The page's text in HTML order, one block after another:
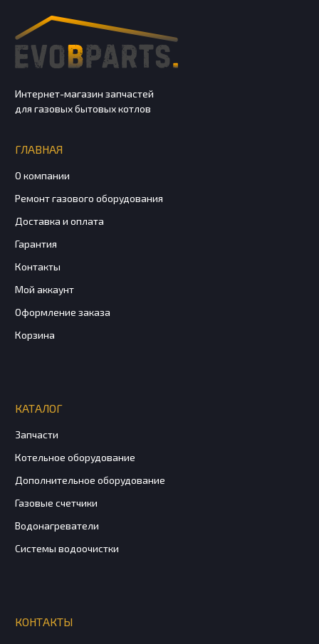
Интернет-магазин запчастей
для газовых бытовых котлов
ГЛАВНАЯ
О компании
Ремонт газового оборудования
Доставка и оплата
Гарантия
Контакты
Мой аккаунт
Оформление заказа
Корзина
КАТАЛОГ
Запчасти
Котельное оборудование
Дополнительное оборудование
Газовые счетчики
Водонагреватели
Системы водоочистки
КОНТАКТЫ